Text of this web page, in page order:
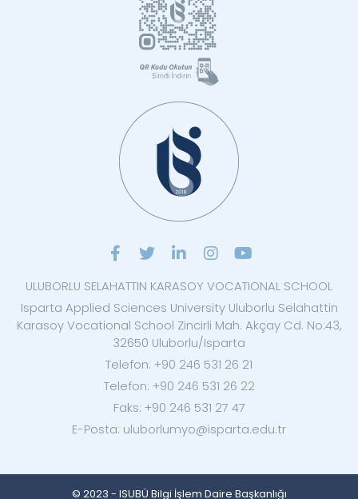
ULUBORLU SELAHATTIN KARASOY VOCATIONAL SCHOOL
Isparta Applied Sciences University Uluborlu Selahattin
Karasoy Vocational School Zincirli Mah. Akçay Cd. No:43,
32650 Uluborlu/Isparta
Telefon: +90 246 531 26 21
Telefon: +90 246 531 26 22
Faks: +90 246 531 27 47
E-Posta: uluborlumyo@isparta.edu.tr
© 2023 - ISUBÜ Bilgi İşlem Daire Başkanlığı